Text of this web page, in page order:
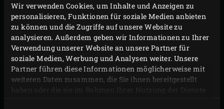
Wir verwenden Cookies, um Inhalte und Anzeigen zu
personalisieren, Funktionen für soziale Medien anbieten
zu können und die Zugriffe auf unsere Website zu
analysieren. Außerdem geben wir Informationen zu Ihrer
Verwendung unserer Website an unsere Partner für
soziale Medien, Werbung und Analysen weiter. Unsere
Partner führen diese Informationen möglicherweise mit
weiteren Daten zusammen, die Sie ihnen bereitgestellt
haben oder die sie im Rahmen Ihrer Nutzung der Dienste
Zubereitung im Kühlschrank aufbewahren.
GEGRILLTE MANGO
Den in Sirup eingelegten Ingwer fein schneiden und
zusammen mit den Kokosraspeln mit der Kondensmilch